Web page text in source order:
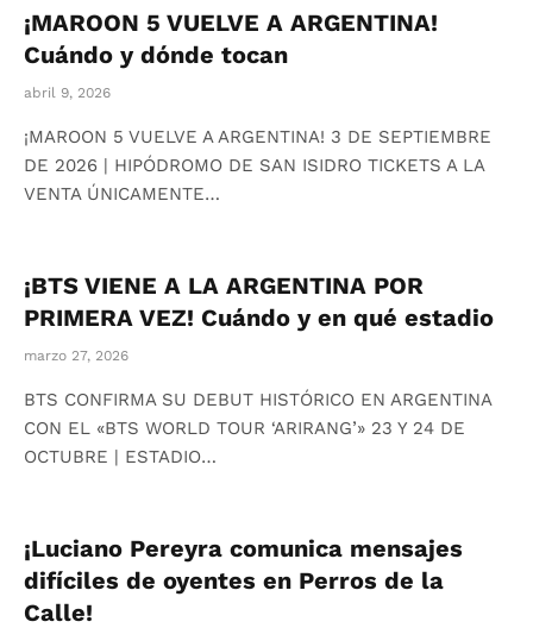
¡MAROON 5 VUELVE A ARGENTINA!
Cuándo y dónde tocan
abril 9, 2026
¡MAROON 5 VUELVE A ARGENTINA! 3 DE SEPTIEMBRE
DE 2026 | HIPÓDROMO DE SAN ISIDRO TICKETS A LA
VENTA ÚNICAMENTE…
¡BTS VIENE A LA ARGENTINA POR
PRIMERA VEZ! Cuándo y en qué estadio
marzo 27, 2026
BTS CONFIRMA SU DEBUT HISTÓRICO EN ARGENTINA
CON EL «BTS WORLD TOUR ‘ARIRANG’» 23 Y 24 DE
OCTUBRE | ESTADIO…
¡Luciano Pereyra comunica mensajes
difíciles de oyentes en Perros de la
Calle!